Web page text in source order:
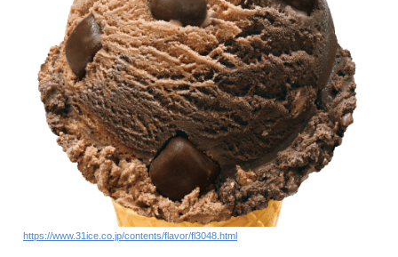
https://www.31ice.co.jp/contents/flavor/fl3048.html